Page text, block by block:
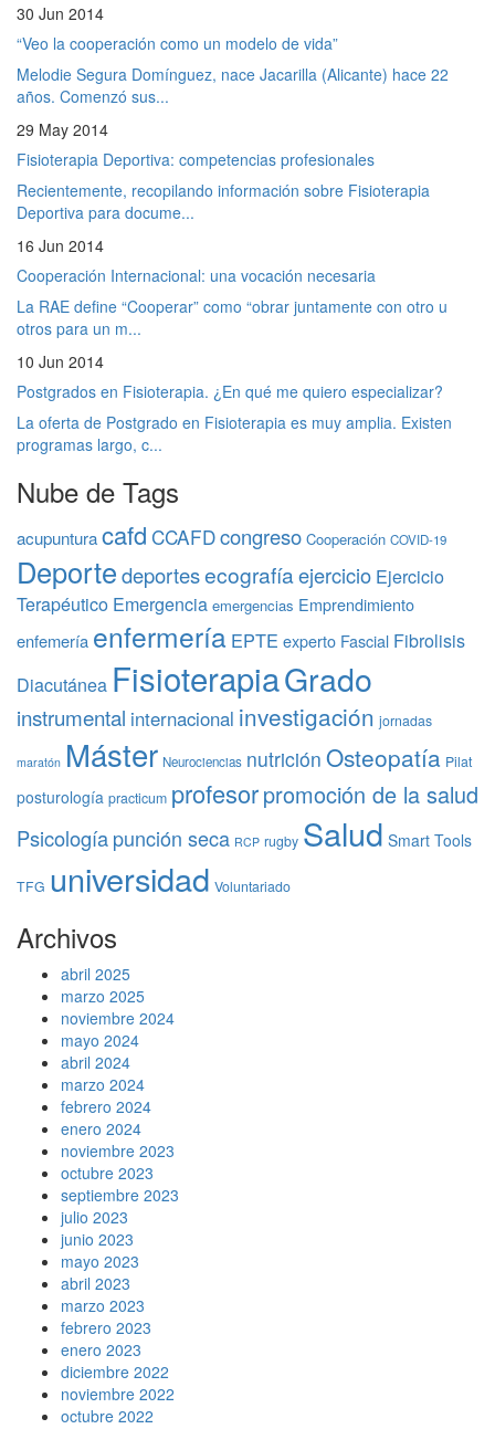
30 Jun 2014
“Veo la cooperación como un modelo de vida”
Melodie Segura Domínguez, nace Jacarilla (Alicante) hace 22
años. Comenzó sus...
29 May 2014
Fisioterapia Deportiva: competencias profesionales
Recientemente, recopilando información sobre Fisioterapia
Deportiva para docume...
16 Jun 2014
Cooperación Internacional: una vocación necesaria
La RAE define “Cooperar” como “obrar juntamente con otro u
otros para un m...
10 Jun 2014
Postgrados en Fisioterapia. ¿En qué me quiero especializar?
La oferta de Postgrado en Fisioterapia es muy amplia. Existen
programas largo, c...
Nube de Tags
acupunturacafd CCAFDcongreso Cooperación COVID-19
Deportedeportesecografíaejercicio Ejercicio
Terapéutico Emergencia emergencias Emprendimiento
enfemería enfermería EPTE experto Fascial Fibrolisis
Diacutánea FisioterapiaGrado
instrumental internacional investigación jornadas
maratón Máster Neurociencias nutrición Osteopatía Pilat
posturología practicum profesorpromoción de la salud
Psicologíapunción seca RCP rugby Salud Smart Tools
TFG universidad Voluntariado
Archivos
abril 2025
marzo 2025
noviembre 2024
mayo 2024
abril 2024
marzo 2024
febrero 2024
enero 2024
noviembre 2023
octubre 2023
septiembre 2023
julio 2023
junio 2023
mayo 2023
abril 2023
marzo 2023
febrero 2023
enero 2023
diciembre 2022
noviembre 2022
octubre 2022